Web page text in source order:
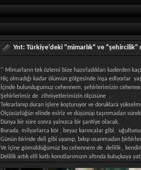
Ynt: Türkiye'deki "mimarlık" ve "şehircilik"
'' Mimarların tek özlemi bize hazırladıkları kaderden
Hiç olmadığı kadar ölümün gölgesinde inşa ediyorlar
İçinde bulundugumuz cehennem, şehirlerimizin
Şehirlerimiz de zihniyetlerimizin ölçüsüne .
Tekrarlanıp duran işlere koşturuyor ve doruklara
Ölçüsüzlüğün elinde esiriz ve düşünüp taşınmadan
Dünya bir süre sonra yalnızca bir şantiye olacak.
Burada, milyarlarca kör , beyaz karıncalar gibi,
Günün birinde deli gibi uyanıp, bıkıp usanmadan
Ve içine gömüldüğümüz bu cehennem de delilik ,
Delilik artık elli katlı konutlarımızın altında kuluçkaya